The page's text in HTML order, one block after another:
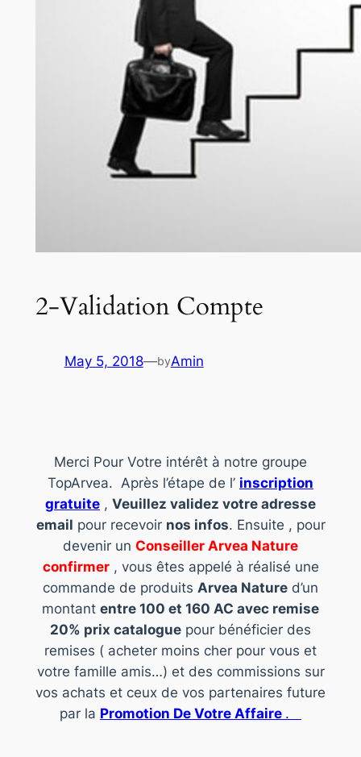
2-Validation Compte
May 5, 2018—byAmin
Merci Pour Votre intérêt à notre groupe
TopArvea. Après l’étape de l’ inscription
gratuite , Veuillez validez votre adresse
email pour recevoir nos infos. Ensuite , pour
devenir un Conseiller Arvea Nature
confirmer, vous êtes appelé à réalisé une
commande de produits Arvea Nature d’un
montant entre 100 et 160 AC avec remise
20% prix catalogue pour bénéficier des
remises ( acheter moins cher pour vous et
votre famille amis…) et des commissions sur
vos achats et ceux de vos partenaires future
par la Promotion De Votre Affaire .